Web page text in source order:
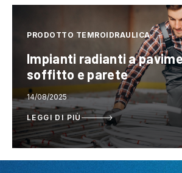
PRODOTTO TEMROIDRAULICA
Impianti radianti a
soffitto e parete
14/08/2025
LEGGI DI PIÙ